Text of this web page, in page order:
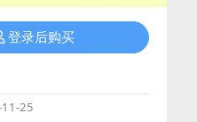
登录后购买
25